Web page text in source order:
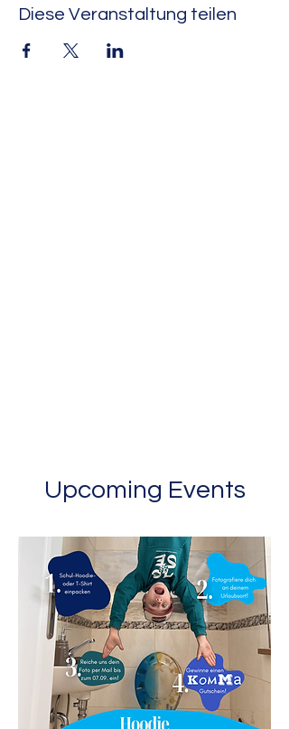
Diese Veranstaltung teilen
Upcoming Events